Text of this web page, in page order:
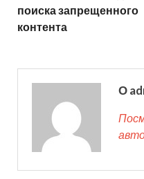
поиска запрещенного
контента
О